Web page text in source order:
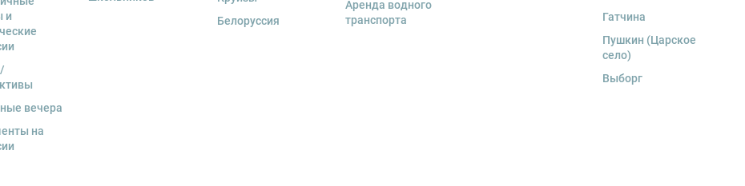
и
вечера
на
Белоруссия
Аренда водного
транспорта
Гатчина
Пушкин (Царское
село)
Выборг